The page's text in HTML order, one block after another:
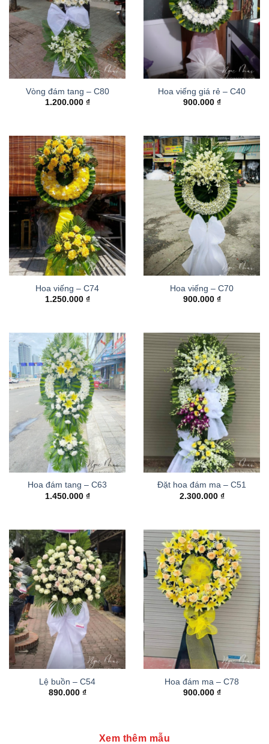
Vòng đám tang – C80
1.200.000 ₫
Hoa viếng giá rẻ – C40
900.000 ₫
Hoa viếng – C74
1.250.000 ₫
Hoa viếng – C70
900.000 ₫
Hoa đám tang – C63
1.450.000 ₫
Đặt hoa đám ma – C51
2.300.000 ₫
Lệ buồn – C54
890.000 ₫
Hoa đám ma – C78
900.000 ₫
Xem thêm mẫu